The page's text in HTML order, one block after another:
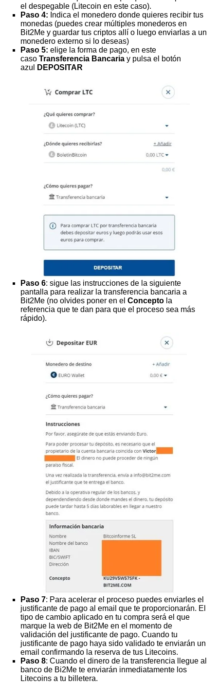
el despegable (Litecoin en este caso).
Paso 4: Indica el monedero donde quieres recibir tus
monedas (puedes crear múltiples monederos en
Bit2Me y guardar tus criptos allí o luego enviarlas a un
monedero externo si lo deseas)
Paso 5: elige la forma de pago, en este
casoTransferencia Bancaria y pulsa el botón
azul
DEPOSITAR
Paso 6: sigue las instrucciones de la siguiente
pantalla para realizar la transferencia bancaria a
Bit2Me (no olvides poner en elConcepto la
referencia que te dan para que el proceso sea más
rápido).
Paso 7: Para acelerar el proceso puedes enviarles el
justificante de pago al email que te proporcionarán. El
tipo de cambio aplicado en tu compra será el que
marque la web de Bit2Me en el momento de
validación del justificante de pago. Cuando tu
justificante de pago haya sido validado te enviarán un
email confirmando la reserva de tus Litecoins.
Paso 8: Cuando el dinero de la transferencia llegue al
banco de Bi2Me te enviarán inmediatamente los
Litecoins a tu billetera.